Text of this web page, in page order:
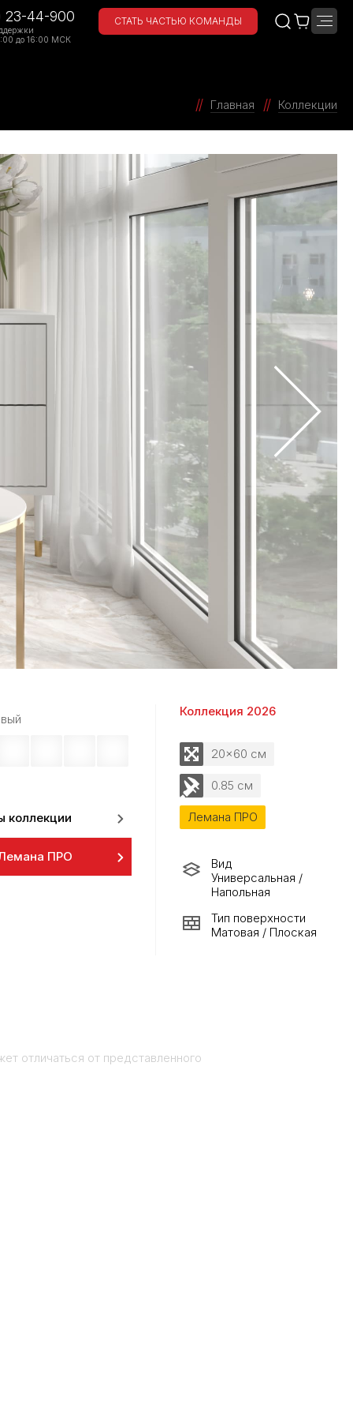
23-44-900
до 16:00 МСК
СТАТЬ ЧАСТЬЮ КОМАНДЫ
Главная Коллекции
коллекции
ПРО
Коллекция 2026
20x60 см
0.85 см
Лемана ПРО
Вид
Универсальная /
Напольная
Тип поверхности
Матовая / Плоская
отличаться от представленного